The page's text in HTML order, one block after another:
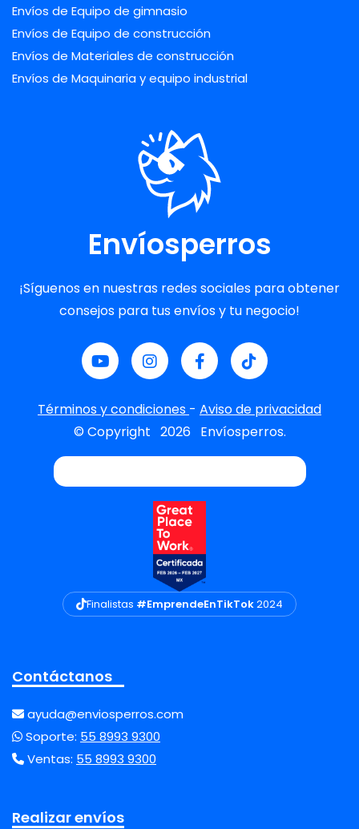
Envíos de Equipo de gimnasio
Envíos de Equipo de construcción
Envíos de Materiales de construcción
Envíos de Maquinaria y equipo industrial
Envíosperros
¡Síguenos en nuestras redes sociales para obtener
consejos para tus envíos y tu negocio!
Términos y condiciones - Aviso de privacidad
© Copyright 2026 Envíosperros.
Finalistas #EmprendeEnTikTok2024
Contáctanos
ayuda@enviosperros.com
Soporte: 55 8993 9300
Ventas: 55 8993 9300
Realizar envíos